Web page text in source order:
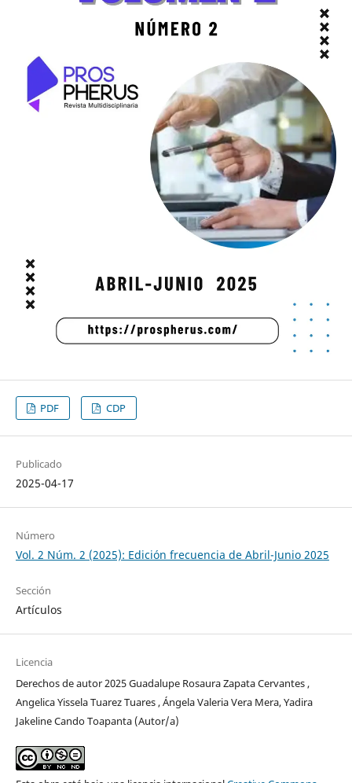
PDF CDP
Publicado
2025-04-17
Número
Vol. 2 Núm. 2 (2025): Edición frecuencia de Abril-Junio 2025
Sección
Artículos
Licencia
Derechos de autor 2025 Guadalupe Rosaura Zapata Cervantes ,
Angelica Yissela Tuarez Tuares , Ángela Valeria Vera Mera, Yadira
Jakeline Cando Toapanta (Autor/a)